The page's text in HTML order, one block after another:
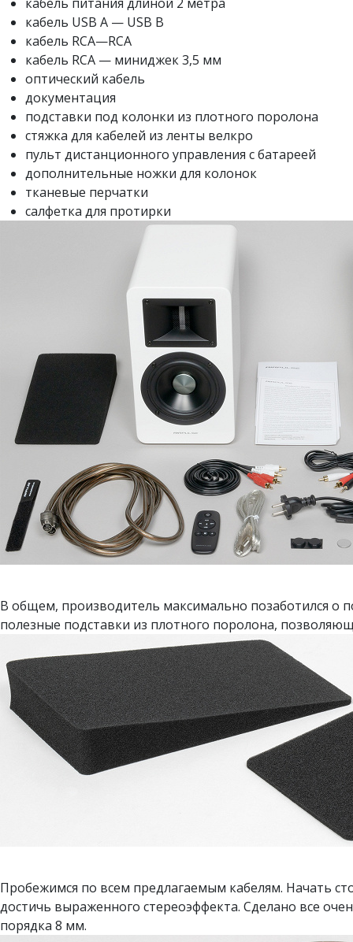
кабель USB A — USB B
кабель RCA—RCA
кабель RCA — миниджек 3,5 мм
оптический кабель
документация
подставки под колонки из плотного поролона
стяжка для кабелей из ленты велкро
пульт дистанционного управления с батареей
дополнительные ножки для колонок
тканевые перчатки
салфетка для протирки
В общем, производитель максимально позаботился о
полезные подставки из плотного поролона,
Пробежимся по всем предлагаемым кабелям. Начать
достичь выраженного стереоэффекта. Сделано все
порядка 8 мм.